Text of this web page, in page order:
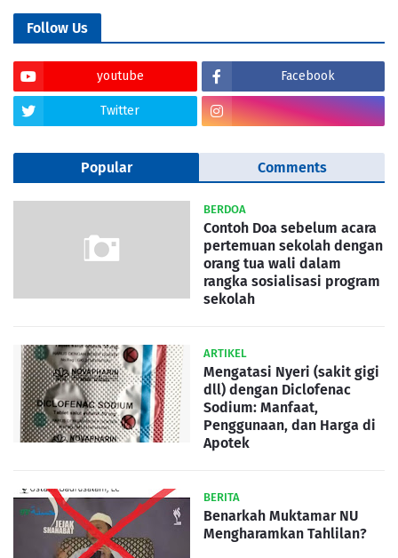
Follow Us
youtube Facebook
Twitter
Popular Comments
BERDOA
Contoh Doa sebelum acara
pertemuan sekolah dengan
orang tua wali dalam
rangka sosialisasi program
sekolah
ARTIKEL
Mengatasi Nyeri (sakit gigi
dll) dengan Diclofenac
Sodium: Manfaat,
Penggunaan, dan Harga di
Apotek
BERITA
Benarkah Muktamar NU
Mengharamkan Tahlilan?